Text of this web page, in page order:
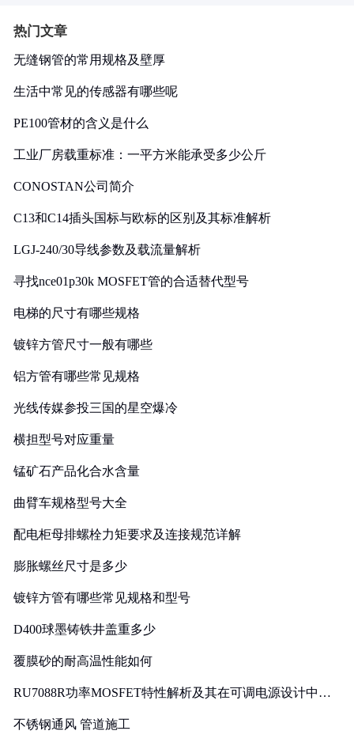
热门文章
无缝钢管的常用规格及壁厚
生活中常见的传感器有哪些呢
PE100管材的含义是什么
工业厂房载重标准：一平方米能承受多少公斤
CONOSTAN公司简介
C13和C14插头国标与欧标的区别及其标准解析
LGJ-240/30导线参数及载流量解析
寻找nce01p30k MOSFET管的合适替代型号
电梯的尺寸有哪些规格
镀锌方管尺寸一般有哪些
铝方管有哪些常见规格
光线传媒参投三国的星空爆冷
横担型号对应重量
锰矿石产品化合水含量
曲臂车规格型号大全
配电柜母排螺栓力矩要求及连接规范详解
膨胀螺丝尺寸是多少
镀锌方管有哪些常见规格和型号
D400球墨铸铁井盖重多少
覆膜砂的耐高温性能如何
RU7088R功率MOSFET特性解析及其在可调电源设计中的
不锈钢通风 管道施工